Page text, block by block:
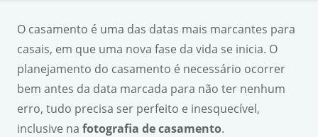
O casamento é uma das datas mais marcantes para
casais, em que uma nova fase da vida se inicia. O
planejamento do casamento é necessário ocorrer
bem antes da data marcada para não ter nenhum
erro, tudo precisa ser perfeito e inesquecível,
inclusive na fotografia de casamento.